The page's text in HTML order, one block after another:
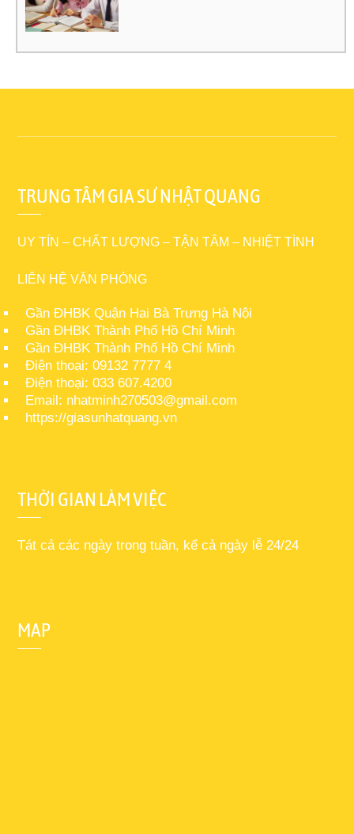
TRUNG TÂM GIA SƯ NHẬT QUANG
UY TÍN – CHẤT LƯỢNG – TẬN TÂM – NHIỆT TÌNH
LIÊN HỆ VĂN PHÒNG
Gần ĐHBK Quận Hai Bà Trưng Hà Nội
Gần ĐHBK Thành Phố Hồ Chí Minh
Gần ĐHBK Thành Phố Hồ Chí Minh
Điện thoại: 09132 7777 4
Điện thoại: 033 607.4200
Email: nhatminh270503@gmail.com
https://giasunhatquang.vn
THỜI GIAN LÀM VIỆC
Tát cả các ngày trong tuần, kể cả ngày lễ 24/24
MAP